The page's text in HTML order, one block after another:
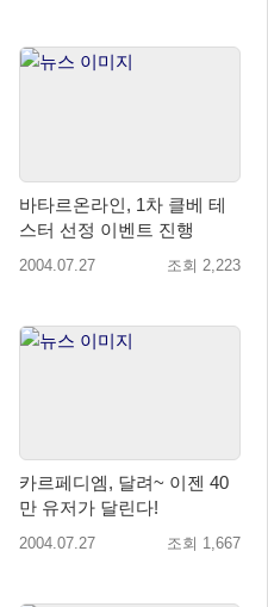
바타르온라인, 1차 클베 테
스터 선정 이벤트 진행
2004.07.27 조회 2,223
카르페디엠, 달려~ 이젠 40
만 유저가 달린다!
2004.07.27 조회 1,667